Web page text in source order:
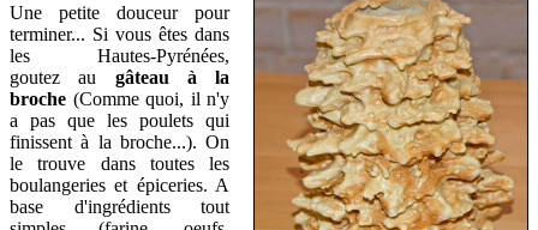
Une petite douceur pour
terminer... Si vous êtes dans
les Hautes-Pyrénées,
goutez au gâteau à la
broche (Comme quoi, il n'y
a pas que les poulets qui
finissent à la broche...). On
le trouve dans toutes les
boulangeries et épiceries. A
base d'ingrédients tout